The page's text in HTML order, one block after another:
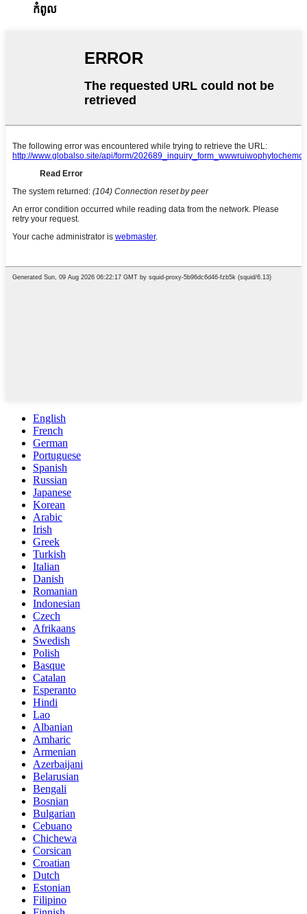
កំពូល
English
French
German
Portuguese
Spanish
Russian
Japanese
Korean
Arabic
Irish
Greek
Turkish
Italian
Danish
Romanian
Indonesian
Czech
Afrikaans
Swedish
Polish
Basque
Catalan
Esperanto
Hindi
Lao
Albanian
Amharic
Armenian
Azerbaijani
Belarusian
Bengali
Bosnian
Bulgarian
Cebuano
Chichewa
Corsican
Croatian
Dutch
Estonian
Filipino